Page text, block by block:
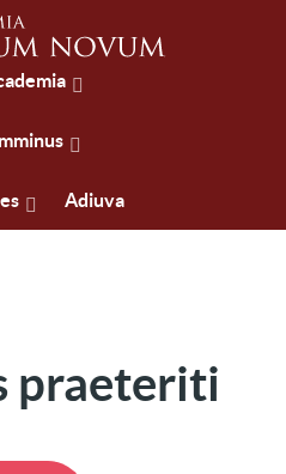
Adiuva
praeteriti